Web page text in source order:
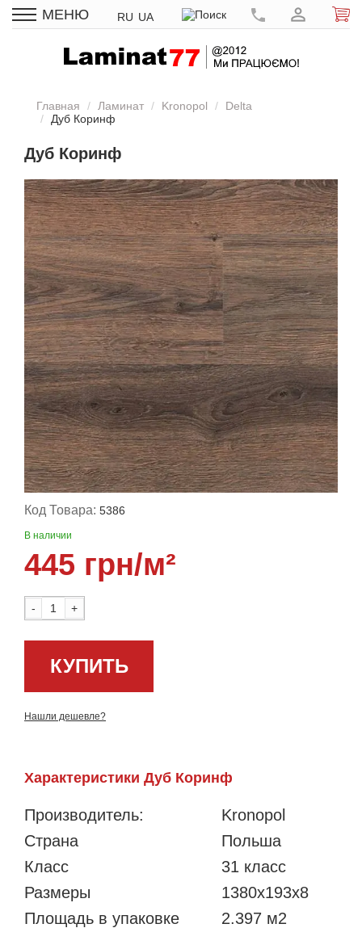
МЕНЮ RU UA
Главная Ламинат Kronopol
Delta
Дуб Коринф
Дуб Коринф
Код Товара: 5386
В наличии
445 грн/м²
- +
КУПИТЬ
Нашли дешевле?
Характеристики Дуб Коринф
Производитель:
Kronopol
Страна
Польша
Класс
31 класс
Размеры
1380x193x8
Площадь в упаковке
2.397 м2